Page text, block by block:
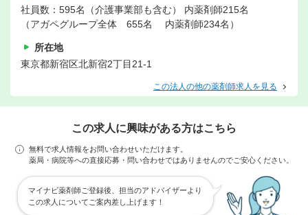
社員数：595名（介護事業部も含む） 内薬剤師215名
（アガペグループ全体 655名 内薬剤師234名）
所在地
東京都新宿区北新宿2丁目21-1
この法人の他の薬剤師求人を見る
この求人に興味がある方はこちら
無料で求人情報をお問い合わせいただけます。
薬局・病院等への直接応募・問い合わせではありませんのでご安心ください。
マイナビ薬剤師ご登録後、担当のアドバイザーより
この求人についてご案内差し上げます！